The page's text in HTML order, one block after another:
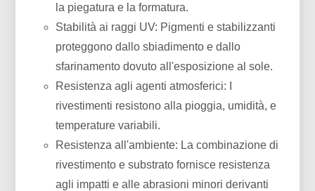
la piegatura e la formatura.
Stabilità ai raggi UV: Pigmenti e stabilizzanti
proteggono dallo sbiadimento e dallo
sfarinamento dovuto all'esposizione al sole.
Resistenza agli agenti atmosferici: I
rivestimenti resistono alla pioggia, umidità, e
temperature variabili.
Resistenza all'ambiente: La combinazione di
rivestimento e substrato fornisce resistenza
agli impatti e alle abrasioni minori derivanti